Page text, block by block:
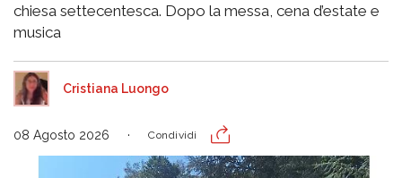
chiesa settecentesca. Dopo la messa, cena d’estate e
musica
Cristiana Luongo
08 Agosto 2026 Condividi